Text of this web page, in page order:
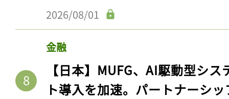
2026/08/01
金融
【日本】MUFG、AI駆動型シ
ト導入を加速。パートナーシ